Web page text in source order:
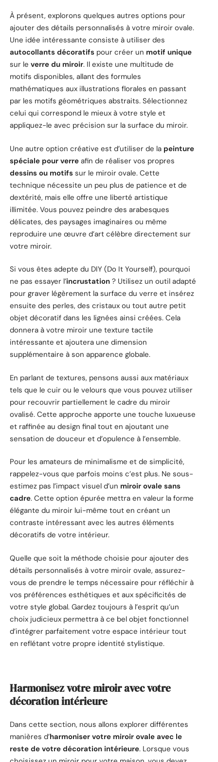
À présent, explorons quelques autres options pour
ajouter des détails personnalisés à votre miroir ovale.
Une idée intéressante consiste à utiliser des
autocollants décoratifs pour créer un motif unique
sur le verre du miroir. Il existe une multitude de
motifs disponibles, allant des formules
mathématiques aux illustrations florales en passant
par les motifs géométriques abstraits. Sélectionnez
celui qui correspond le mieux à votre style et
appliquez-le avec précision sur la surface du miroir.
Une autre option créative est d’utiliser de la peinture
spéciale pour verre afin de réaliser vos propres
dessins ou motifs sur le miroir ovale. Cette
technique nécessite un peu plus de patience et de
dextérité, mais elle offre une liberté artistique
illimitée. Vous pouvez peindre des arabesques
délicates, des paysages imaginaires ou même
reproduire une œuvre d’art célèbre directement sur
votre miroir.
Si vous êtes adepte du DIY (Do It Yourself), pourquoi
ne pas essayer l’incrustation ? Utilisez un outil adapté
pour graver légèrement la surface du verre et insérez
ensuite des perles, des cristaux ou tout autre petit
objet décoratif dans les lignées ainsi créées. Cela
donnera à votre miroir une texture tactile
intéressante et ajoutera une dimension
supplémentaire à son apparence globale.
En parlant de textures, pensons aussi aux matériaux
tels que le cuir ou le velours que vous pouvez utiliser
pour recouvrir partiellement le cadre du miroir
ovalisé. Cette approche apporte une touche luxueuse
et raffinée au design final tout en ajoutant une
sensation de douceur et d’opulence à l’ensemble.
Pour les amateurs de minimalisme et de simplicité,
rappelez-vous que parfois moins c’est plus. Ne sous-
estimez pas l’impact visuel d’un miroir ovale sans
cadre. Cette option épurée mettra en valeur la forme
élégante du miroir lui-même tout en créant un
contraste intéressant avec les autres éléments
décoratifs de votre intérieur.
Quelle que soit la méthode choisie pour ajouter des
détails personnalisés à votre miroir ovale, assurez-
vous de prendre le temps nécessaire pour réfléchir à
vos préférences esthétiques et aux spécificités de
votre style global. Gardez toujours à l’esprit qu’un
choix judicieux permettra à ce bel objet fonctionnel
d’intégrer parfaitement votre espace intérieur tout
en reflétant votre propre identité stylistique.
Harmonisez votre miroir avec votre
décoration intérieure
Dans cette section, nous allons explorer différentes
manières d’harmoniser votre miroir ovale avec le
reste de votre décoration intérieure. Lorsque vous